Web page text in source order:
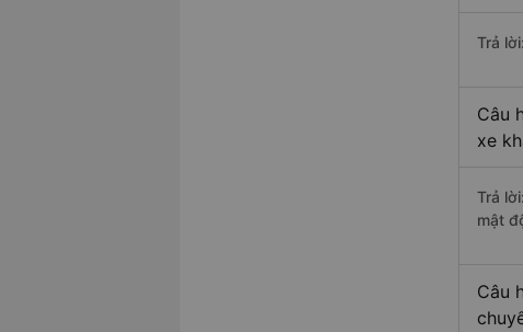
Trả
Câu
xe
Trả
mật
Câu